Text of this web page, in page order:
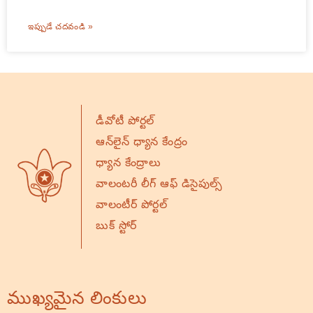
ఇప్పుడే చదవండి »
డీవోటీ పోర్టల్
ఆన్‌లైన్ ధ్యాన కేంద్రం
ధ్యాన కేంద్రాలు
వాలంటరీ లీగ్ ఆఫ్ డిసైపుల్స్
వాలంటీర్ పోర్టల్
బుక్ స్టోర్
ముఖ్యమైన లింకులు